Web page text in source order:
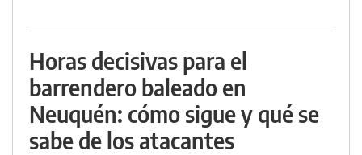
Horas decisivas para el
barrendero baleado en
Neuquén: cómo sigue y qué se
sabe de los atacantes